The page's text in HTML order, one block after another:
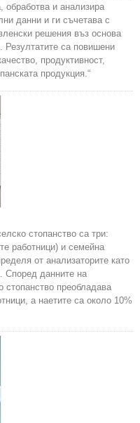
обработва и анализира
данни и ги съчетава с
решения въз основа
Резултатите са повишени
продуктивност,
продукция.“
стопанство са три:
работници) и семейна
от анализаторите като
Според данните на
стопанство преобладава
а наетите са около 10%